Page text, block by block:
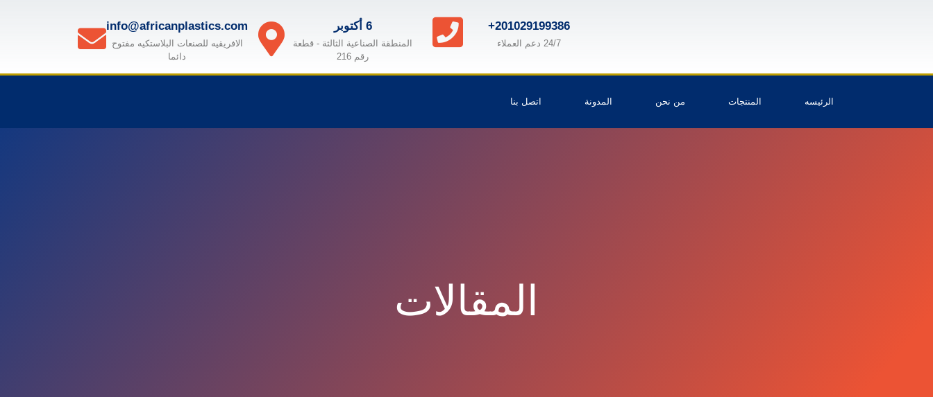
+201029199386
24/7 دعم العملاء
6 أكتوبر
المنطقة الصناعية الثالثة - قطعة
رقم 216
info@africanplastics.com
الافريقيه للصنعات البلاستكيه مفتوح
دائما
الرئيسه المنتجات من نحن المدونة اتصل بنا
المقالات